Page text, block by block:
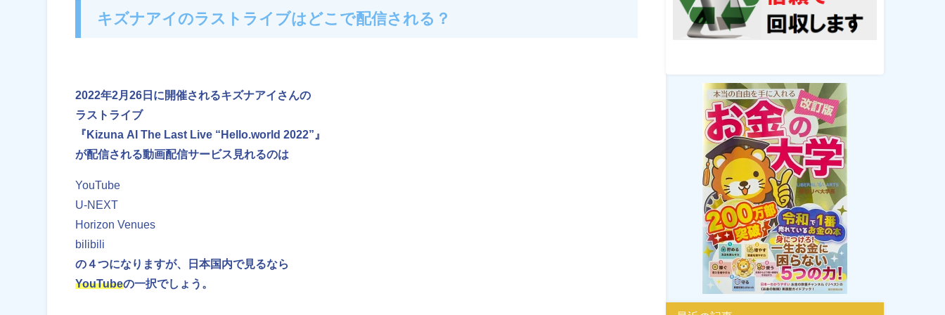
キズナアイのラストライブはどこで配信される？
2022年2月26日に開催されるキズナアイさんの
ラストライブ
『Kizuna AI The Last Live “Hello.world 2022”』
が配信される動画配信サービス見れるのは
YouTube
U-NEXT
Horizon Venues
bilibili
の４つになりますが、日本国内で見るなら
YouTubeの一択でしょう。